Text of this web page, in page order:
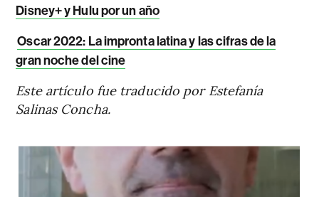
Disney+ y Hulu por un año
Oscar 2022: La impronta latina y las cifras de la
gran noche del cine
Este artículo fue traducido por Estefanía
Salinas Concha.